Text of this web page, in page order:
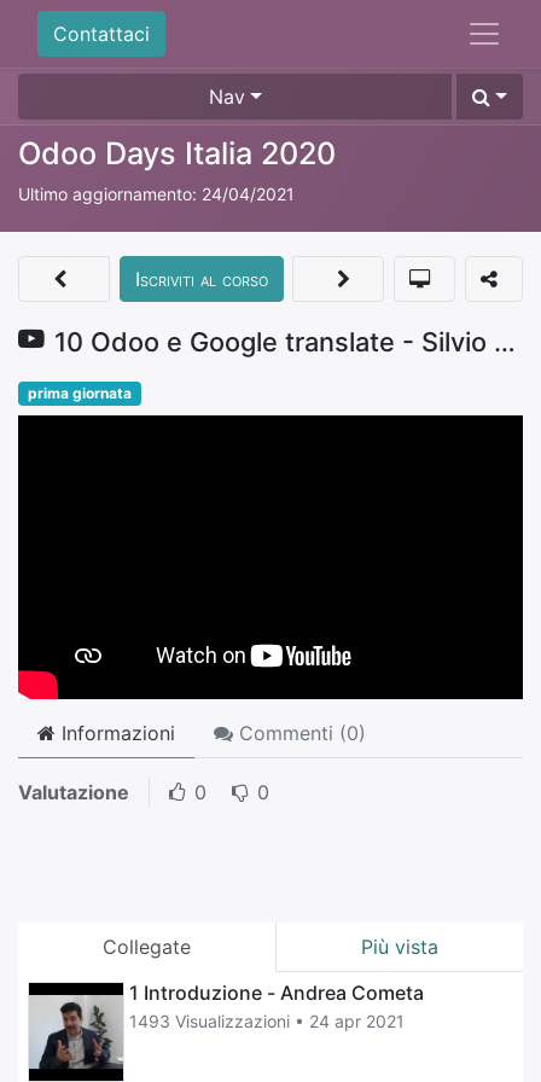
Contattaci
Nav
Odoo Days Italia 2020
Ultimo aggiornamento: 24/04/2021
Collegate
Più vista
1 Introduzione - Andrea Cometa
1493 Visualizzazioni • 24 apr 2021
10 Odoo e Google translate - Silvio Gregorini
Iscriviti al corso
prima giornata
Informazioni Commenti (0)
Valutazione 0 0